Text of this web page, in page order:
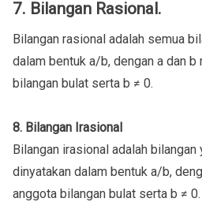
7. Bilangan Rasional.
Bilangan rasional adalah semua
dalam bentuk a/b, dengan a dan b
bilangan bulat serta b ≠ 0.
8. Bilangan Irasional
Bilangan irasional adalah
dinyatakan dalam bentuk a/b,
anggota bilangan bulat serta b ≠